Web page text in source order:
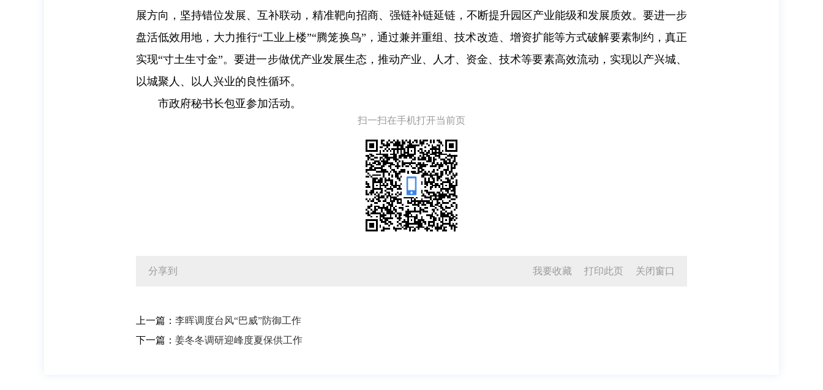
展方向，坚持错位发展、互补联动，精准靶向招商、强链补链延链，不断提升园区产业能级和发展质效。要进一步
盘活低效用地，大力推行“工业上楼”“腾笼换鸟”，通过兼并重组、技术改造、增资扩能等方式破解要素制约，真正
实现“寸土生寸金”。要进一步做优产业发展生态，推动产业、人才、资金、技术等要素高效流动，实现以产兴城、
以城聚人、以人兴业的良性循环。
市政府秘书长包亚参加活动。
扫一扫在手机打开当前页
分享到 我要收藏 打印此页 关闭窗口
上一篇： 李晖调度台风“巴威”防御工作
下一篇： 姜冬冬调研迎峰度夏保供工作